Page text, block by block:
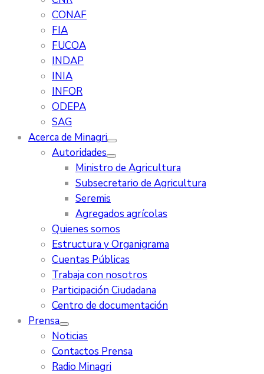
CONAF
FIA
FUCOA
INDAP
INIA
INFOR
ODEPA
SAG
Acerca de Minagri
Autoridades
Ministro de Agricultura
Subsecretario de Agricultura
Seremis
Agregados agrícolas
Quienes somos
Estructura y Organigrama
Cuentas Públicas
Trabaja con nosotros
Participación Ciudadana
Centro de documentación
Prensa
Noticias
Contactos Prensa
Radio Minagri